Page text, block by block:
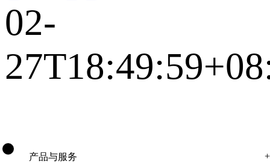
02-
产品与服务